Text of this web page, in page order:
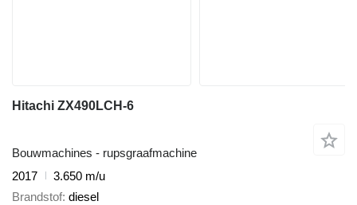
Hitachi ZX490LCH-6
Bouwmachines - rupsgraafmachine
2017
3.650 m/u
Brandstof diesel